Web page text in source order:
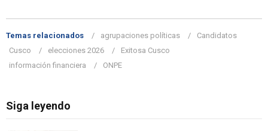
Temas relacionados agrupaciones políticas
Candidatos
Cusco
elecciones 2026
Exitosa Cusco
información financiera
ONPE
Siga leyendo